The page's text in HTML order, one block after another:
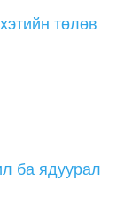
төлөв
ба ядуурал